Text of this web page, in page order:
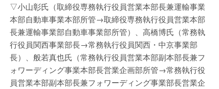
▽小山彰氏（取締役専務執行役員営業本部長兼運輸事業
本部自動車事業本部所管→取締役専務執行役員営業本部
長兼運輸事業部自動車事業部所管）、高橋博氏（常務執
行役員関西事業部長→常務執行役員関西・中京事業部
長）、般若真也氏（常務執行役員営業本部副本部長兼フ
ォワーディング事業本部長営業企画部所管→常務執行役
員営業本部副本部長兼フォワーディング事業部長営業企